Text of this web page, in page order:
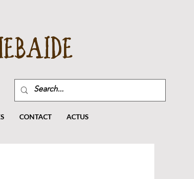
CONTACT ACTUS